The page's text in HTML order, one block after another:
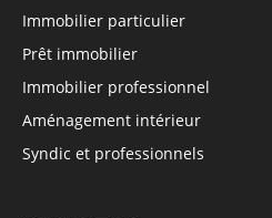
Immobilier particulier
Prêt immobilier
Immobilier professionnel
Aménagement intérieur
Syndic et professionnels